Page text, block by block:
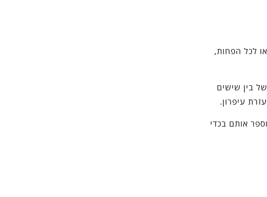
לכל הפחות,
בין שישים
עיפרון.
אותם בכדי